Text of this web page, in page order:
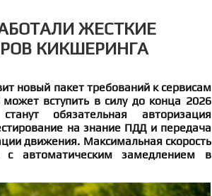
ЖЕСТКИЕ
КИКШЕРИНГА
новый пакет требований к сервисам
вступить в силу до конца 2026
обязательная авторизация
на знание ПДД и передача
движения. Максимальная скорость
автоматическим замедлением в